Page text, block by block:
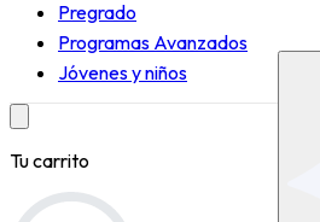
Pregrado
Programas Avanzados
Jóvenes y niños
Tu carrito